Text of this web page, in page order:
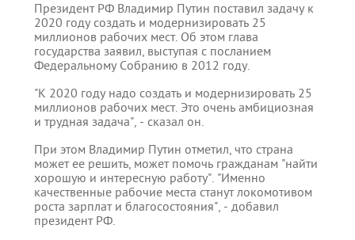
Президент РФ Владимир Путин поставил задачу к
2020 году создать и модернизировать 25
миллионов рабочих мест. Об этом глава
государства заявил, выступая с посланием
Федеральному Собранию в 2012 году.
"К 2020 году надо создать и модернизировать 25
миллионов рабочих мест. Это очень амбициозная
и трудная задача", - сказал он.
При этом Владимир Путин отметил, что страна
может ее решить, может помочь гражданам "найти
хорошую и интересную работу". "Именно
качественные рабочие места станут локомотивом
роста зарплат и благосостояния", - добавил
президент РФ.